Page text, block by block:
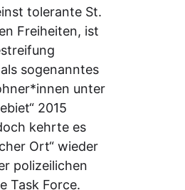
tolerante St.
Freiheiten, ist
sogenanntes
unter
2015
kehrte es
Ort“ wieder
polizeilichen
Task Force.